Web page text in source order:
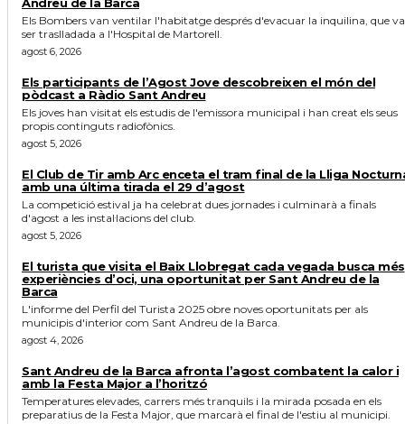
Els Bombers van ventilar l'habitatge després d'evacuar la inquilina, que va
ser traslladada a l'Hospital de Martorell.
agost 6, 2026
Els participants de l’Agost Jove descobreixen el món del
pòdcast a Ràdio Sant Andreu
Els joves han visitat els estudis de l'emissora municipal i han creat els seus
propis continguts radiofònics.
agost 5, 2026
El Club de Tir amb Arc enceta el tram final de la Lliga
amb una última tirada el 29 d’agost
La competició estival ja ha celebrat dues jornades i culminarà a finals
d'agost a les instal·lacions del club.
agost 5, 2026
El turista que visita el Baix Llobregat cada vegada busca més
experiències d’oci, una oportunitat per Sant Andreu de la
Barca
L'informe del Perfil del Turista 2025 obre noves oportunitats per als
municipis d'interior com Sant Andreu de la Barca.
agost 4, 2026
Sant Andreu de la Barca afronta l’agost combatent la calor i
amb la Festa Major a l’horitzó
Temperatures elevades, carrers més tranquils i la mirada posada en els
preparatius de la Festa Major, que marcarà el final de l'estiu al municipi.